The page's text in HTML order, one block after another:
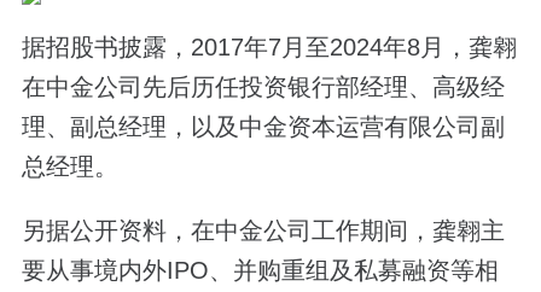
据招股书披露，2017年7月至2024年8月，龚翱
在中金公司先后历任投资银行部经理、高级经
理、副总经理，以及中金资本运营有限公司副
总经理。
另据公开资料，在中金公司工作期间，龚翱主
要从事境内外IPO、并购重组及私募融资等相